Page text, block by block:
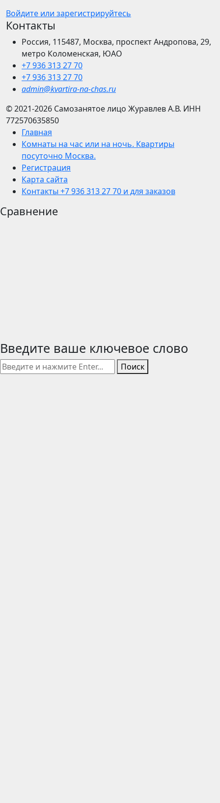
Войдите или зарегистрируйтесь
Контакты
Россия, 115487, Москва, проспект Андропова, 29,
метро Коломенская, ЮАО
+7 936 313 27 70
+7 936 313 27 70
admin@kvartira-na-chas.ru
© 2021-2026 Самозанятое лицо Журавлев А.В. ИНН
772570635850
Главная
Комнаты на час или на ночь. Квартиры
посуточно Москва.
Регистрация
Карта сайта
Контакты +7 936 313 27 70 и для заказов
Сравнение
Введите ваше ключевое слово
Поиск